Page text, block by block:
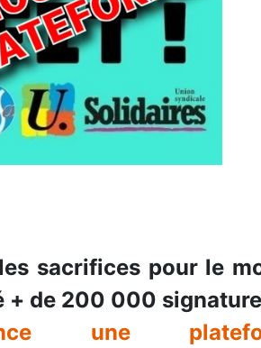
sacrifices pour le
+ de 200 000
une